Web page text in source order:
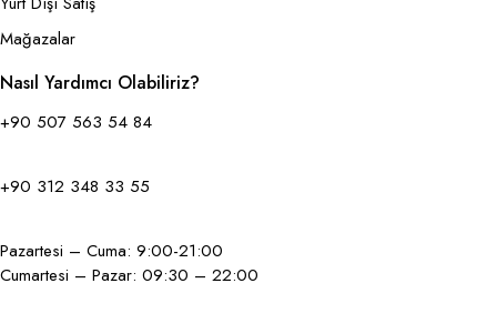
Mağazalar
Nasıl Yardımcı Olabiliriz?
+90 507 563 54 84
+90 312 348 33 55
Pazartesi – Cuma: 9:00-21:00
Cumartesi – Pazar: 09:30 – 22:00